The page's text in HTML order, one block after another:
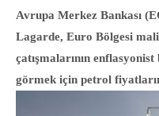
Avrupa Merkez Bankası
Lagarde, Euro Bölgesi
çatışmalarının
görmek için petrol